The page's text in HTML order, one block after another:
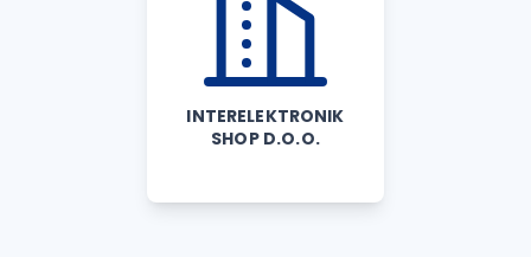
INTERELEKTRONIK
SHOP D.O.O.